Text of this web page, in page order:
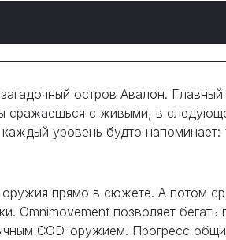
остров Авалон. Главный
сражаешься с живыми, в
уровень будто
оружия прямо в сюжете. А потом
Omnimovement позволяет бегать
COD-оружием. Прогресс